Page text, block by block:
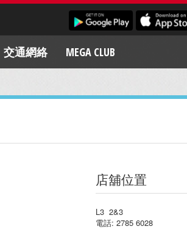
交通網絡 MEGA CLUB
店舖位置
L3 2&3
電話: 2785 6028